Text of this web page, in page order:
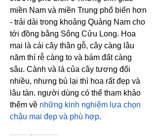
miền Nam và miền Trung phổ biến hơn
- trải dài trong khoảng Quảng Nam cho
tới đồng bằng Sông Cửu Long. Hoa
mai là cái cây thân gỗ, cây càng lâu
năm thì rễ càng to và bám đất càng
sâu. Cành và lá của cây tương đối
nhiều, nhưng bù lại thì hoa rất đẹp và
lâu tàn. người dùng có thể tham khảo
thêm về những kinh nghiệm lựa chọn
chậu mai đẹp và phù hợp.